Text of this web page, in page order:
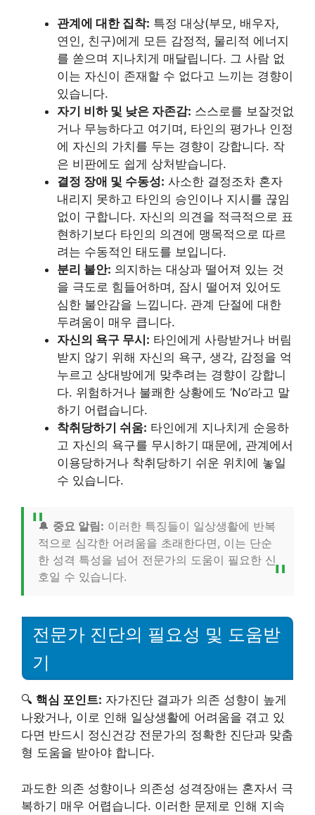
관계에 대한 집착: 특정 대상(부모, 배우자,
연인, 친구)에게 모든 감정적, 물리적 에너지
를 쏟으며 지나치게 매달립니다. 그 사람 없
이는 자신이 존재할 수 없다고 느끼는 경향이
있습니다.
자기 비하 및 낮은 자존감: 스스로를 보잘것없
거나 무능하다고 여기며, 타인의 평가나 인정
에 자신의 가치를 두는 경향이 강합니다. 작
은 비판에도 쉽게 상처받습니다.
결정 장애 및 수동성: 사소한 결정조차 혼자
내리지 못하고 타인의 승인이나 지시를 끊임
없이 구합니다. 자신의 의견을 적극적으로 표
현하기보다 타인의 의견에 맹목적으로 따르
려는 수동적인 태도를 보입니다.
분리 불안: 의지하는 대상과 떨어져 있는 것
을 극도로 힘들어하며, 잠시 떨어져 있어도
심한 불안감을 느낍니다. 관계 단절에 대한
두려움이 매우 큽니다.
자신의 욕구 무시: 타인에게 사랑받거나 버림
받지 않기 위해 자신의 욕구, 생각, 감정을 억
누르고 상대방에게 맞추려는 경향이 강합니
다. 위험하거나 불쾌한 상황에도 ‘No’라고 말
하기 어렵습니다.
착취당하기 쉬움: 타인에게 지나치게 순응하
고 자신의 욕구를 무시하기 때문에, 관계에서
이용당하거나 착취당하기 쉬운 위치에 놓일
수 있습니다.
🔔 중요 알림: 이러한 특징들이 일상생활에 반복
적으로 심각한 어려움을 초래한다면, 이는 단순
한 성격 특성을 넘어 전문가의 도움이 필요한 신
호일 수 있습니다.
전문가 진단의 필요성 및 도움받
기
🔍 핵심 포인트: 자가진단 결과가 의존 성향이 높게
나왔거나, 이로 인해 일상생활에 어려움을 겪고 있
다면 반드시 정신건강 전문가의 정확한 진단과 맞춤
형 도움을 받아야 합니다.
과도한 의존 성향이나 의존성 성격장애는 혼자서 극
복하기 매우 어렵습니다. 이러한 문제로 인해 지속